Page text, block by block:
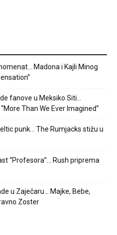
Madona i Kajli Minog
fanove u Meksiko Siti…
Than We Ever Imagined”
punk… The Rumjacks stižu u
“Profesora”… Rush priprema
u Zaječaru… Majke, Bebe,
Zoster